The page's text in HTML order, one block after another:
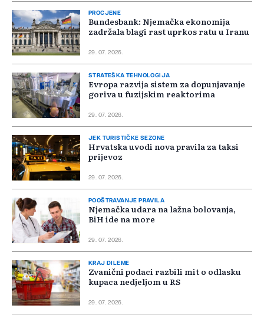
PROCJENE
Bundesbank: Njemačka ekonomija
zadržala blagi rast uprkos ratu u Iranu
29. 07. 2026.
STRATEŠKA TEHNOLOGIJA
Evropa razvija sistem za dopunjavanje
goriva u fuzijskim reaktorima
29. 07. 2026.
JEK TURISTIČKE SEZONE
Hrvatska uvodi nova pravila za taksi
prijevoz
29. 07. 2026.
POOŠTRAVANJE PRAVILA
Njemačka udara na lažna bolovanja,
BiH ide na more
29. 07. 2026.
KRAJ DILEME
Zvanični podaci razbili mit o odlasku
kupaca nedjeljom u RS
29. 07. 2026.